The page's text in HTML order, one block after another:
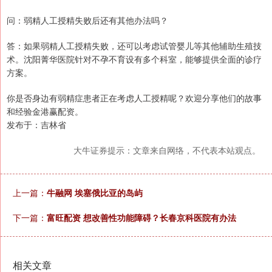
问：弱精人工授精失败后还有其他办法吗？
答：如果弱精人工授精失败，还可以考虑试管婴儿等其他辅助生殖技
术。沈阳菁华医院针对不孕不育设有多个科室，能够提供全面的诊疗
方案。
你是否身边有弱精症患者正在考虑人工授精呢？欢迎分享他们的故事
和经验金港赢配资。
发布于：吉林省
大牛证券提示：文章来自网络，不代表本站观点。
上一篇： 牛融网 埃塞俄比亚的岛屿
下一篇： 富旺配资 想改善性功能障碍？长春京科医院有办法
相关文章